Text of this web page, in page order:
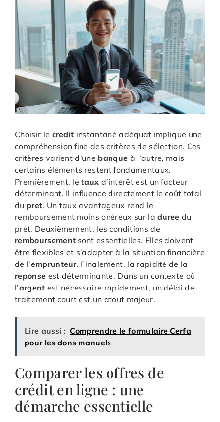
Choisir le credit instantané adéquat implique une
compréhension fine des critères de sélection. Ces
critères varient d’une banque à l’autre, mais
certains éléments restent fondamentaux.
Premièrement, letaux d’intérêt est un facteur
déterminant. Il influence directement le coût total
du pret. Un taux avantageux rend le
remboursement moins onéreux sur laduree du
prêt. Deuxièmement, les conditions de
remboursement sont essentielles. Elles doivent
être flexibles et s’adapter à la situation financière
de l’emprunteur. Finalement, la rapidité de la
reponse est déterminante. Dans un contexte où
l’argent est nécessaire rapidement, un délai de
traitement court est un atout majeur.
Lire aussi : Comprendre le formulaire Cerfa
pour les dons manuels
Comparer les offres de
crédit en ligne : une
démarche essentielle